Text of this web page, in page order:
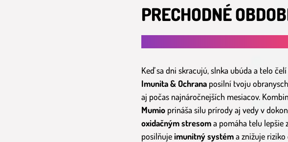
PRECHODNÉ
Keď sa dni skracujú, slnka ubúda a telo
Imunita & Ochrana posilní tvoju
aj počas najnáročnejších mesiacov.
Mumio prináša silu prírody aj vedy v
oxidačným stresoma pomáha telu lepšie
posilňujeimunitný systéma znižuje